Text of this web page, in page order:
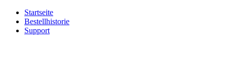
Startseite
Bestellhistorie
Support